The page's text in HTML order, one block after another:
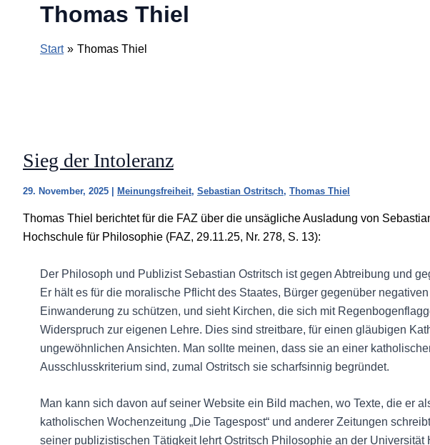
Thomas Thiel
Start Thomas Thiel
Sieg der Intoleranz
29. November, 2025 Meinungsfreiheit, Sebastian Ostritsch, Thomas Thiel
Thomas Thiel berichtet für die FAZ über die unsägliche Ausladung von
Hochschule für Philosophie (FAZ, 29.11.25, Nr. 278, S. 13):
Der Philosoph und Publizist Sebastian Ostritsch ist gegen Abtreibung und
Er hält es für die moralische Pflicht des Staates, Bürger gegenüber
Einwanderung zu schützen, und sieht Kirchen, die sich mit
Widerspruch zur eigenen Lehre. Dies sind streitbare, für einen gläubigen
ungewöhnlichen Ansichten. Man sollte meinen, dass sie an einer
Ausschlusskriterium sind, zumal Ostritsch sie scharfsinnig begründet.
Man kann sich davon auf seiner Website ein Bild machen, wo Texte, die er
katholischen Wochenzeitung „Die Tagespost“ und anderer Zeitungen
seiner publizistischen Tätigkeit lehrt Ostritsch Philosophie an der Universität